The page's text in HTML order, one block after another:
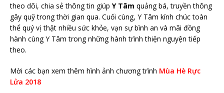
theo dõi, chia sẻ thông tin giúp Y Tâm quảng bá, truyền thông
gây quỹ trong thời gian qua. Cuối cùng, Y Tâm kính chúc toàn
thể quý vị thật nhiều sức khỏe, vạn sự bình an và mãi đồng
hành cùng Y Tâm trong những hành trình thiện nguyện tiếp
theo.
Mời các bạn xem thêm hình ảnh chương trình Mùa Hè Rực
Lửa 2018